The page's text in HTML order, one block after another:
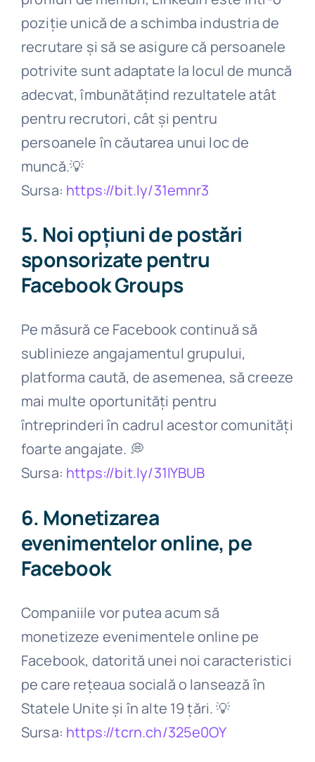
poziție unică de a schimba industria de
recrutare și să se asigure că persoanele
potrivite sunt adaptate la locul de muncă
adecvat, îmbunătățind rezultatele atât
pentru recrutori, cât și pentru
persoanele în căutarea unui loc de
muncă.💡
Sursa: https://bit.ly/31emnr3
5. Noi opțiuni de postări
sponsorizate pentru
Facebook Groups
Pe măsură ce Facebook continuă să
sublinieze angajamentul grupului,
platforma caută, de asemenea, să creeze
mai multe oportunități pentru
întreprinderi în cadrul acestor comunități
foarte angajate. 💭
Sursa: https://bit.ly/31IYBUB
6. Monetizarea
evenimentelor online, pe
Facebook
Companiile vor putea acum să
monetizeze evenimentele online pe
Facebook, datorită unei noi caracteristici
pe care rețeaua socială o lansează în
Statele Unite și în alte 19 țări.💡
Sursa: https://tcrn.ch/325e0OY